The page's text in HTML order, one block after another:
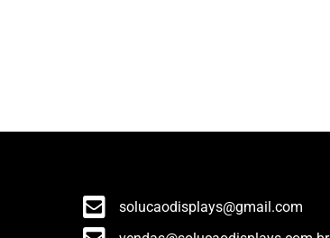
solucaodisplays@gmail.com